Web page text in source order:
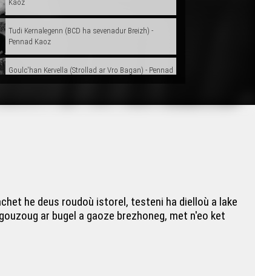
Kaoz
Tudi Kernalegenn (BCD ha sevenadur Breizh) -
Pennad Kaoz
Goulc'han Kervella (Strollad ar Vro Bagan) - Pennad
he deus roudoù istorel, testeni ha dielloù a lake
ar bugel a gaoze brezhoneg, met n'eo ket